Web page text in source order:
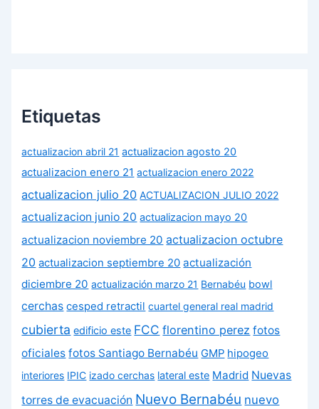
Etiquetas
actualizacion abril 21 actualizacion agosto 20
actualizacion enero 21 actualizacion enero 2022
actualizacion julio 20 ACTUALIZACION JULIO 2022
actualizacion junio 20 actualizacion mayo 20
actualizacion noviembre 20 actualizacion octubre
20 actualizacion septiembre 20 actualización
diciembre 20 actualización marzo 21 Bernabéu bowl
cerchas cesped retractil cuartel general real madrid
cubierta edificio este FCC florentino perez fotos
oficiales fotos Santiago Bernabéu GMP hipogeo
interiores IPIC izado cerchas lateral este Madrid Nuevas
torres de evacuación Nuevo Bernabéu nuevo